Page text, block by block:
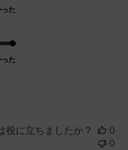
た
た
役に立ちましたか？
0
0